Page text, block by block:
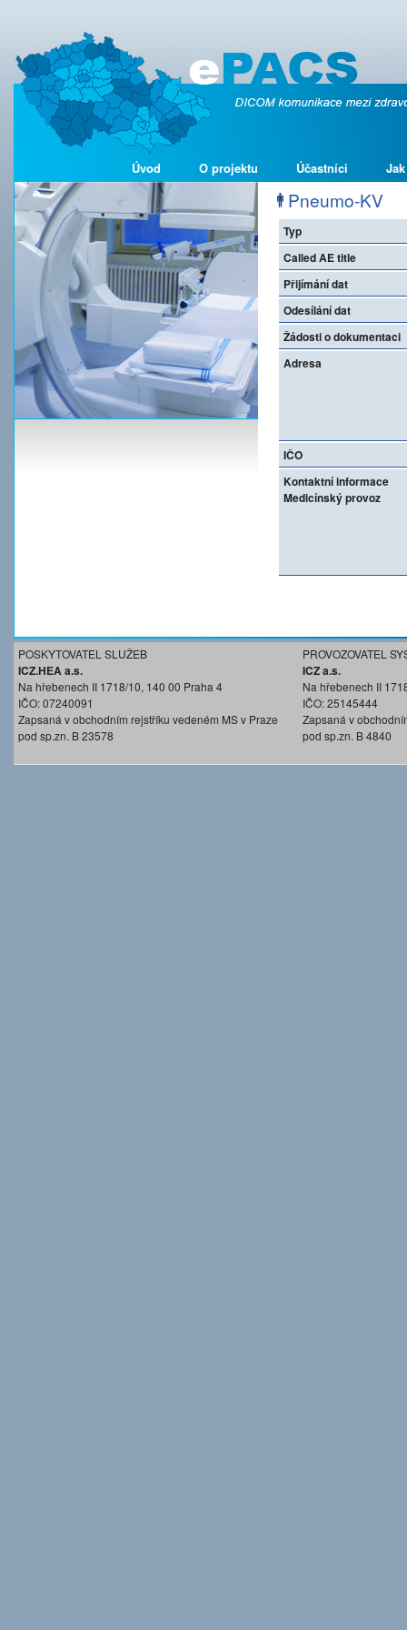
Úvod O projektu Účastníci
Pneumo-KV
Typ
Called AE title
Přijímání dat
Odesílání dat
Žádosti o dokumentaci
Adresa
IČO
Kontaktní informace
Medicínský provoz
POSKYTOVATEL SLUŽEB
ICZ.HEA a.s.
Na hřebenech II 1718/10, 140 00 Praha 4
IČO: 07240091
Zapsaná v obchodním rejstříku vedeném MS v Praze
pod sp.zn. B 23578
PROVOZOVATEL
ICZ a.s.
Na hřebenech II
IČO: 25145444
Zapsaná v
pod sp.zn. B 4840